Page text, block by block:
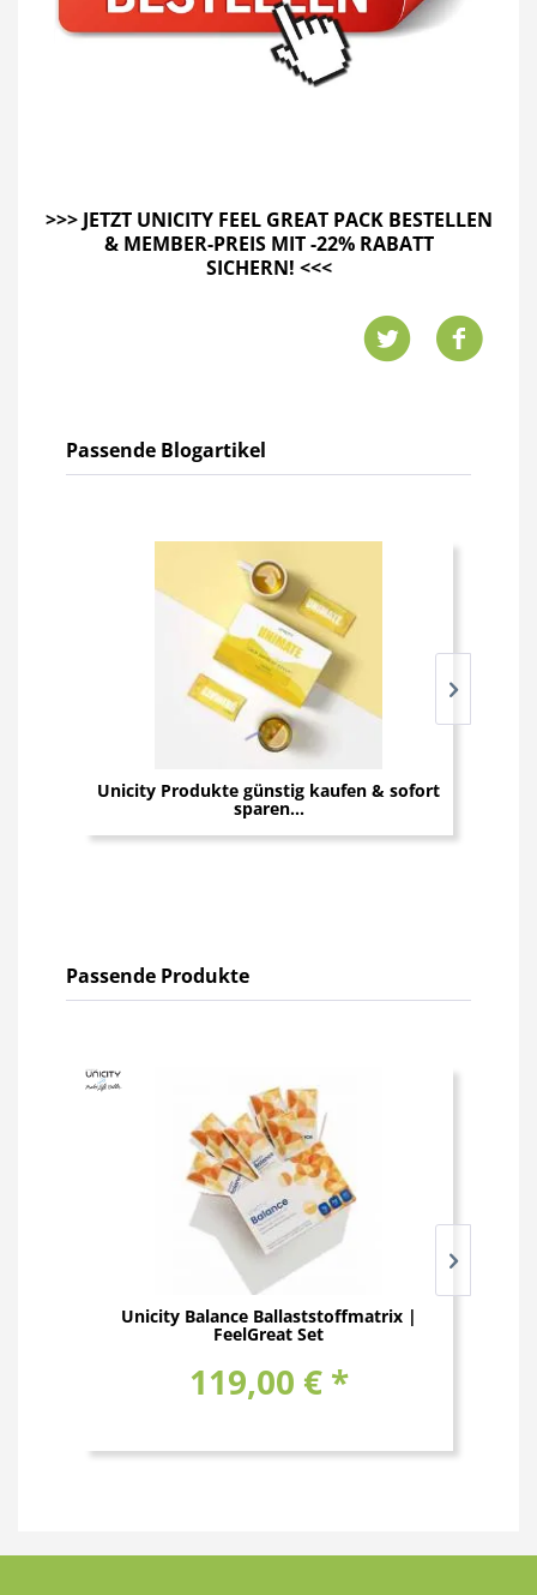
>>> JETZT UNICITY FEEL GREAT PACK BESTELLEN
& MEMBER-PREIS MIT -22% RABATT
SICHERN! <<<
Passende Blogartikel
Unicity Produkte günstig kaufen & sofort
sparen...
Passende Produkte
Unicity Balance Ballaststoffmatrix |
FeelGreat Set
119,00 € *